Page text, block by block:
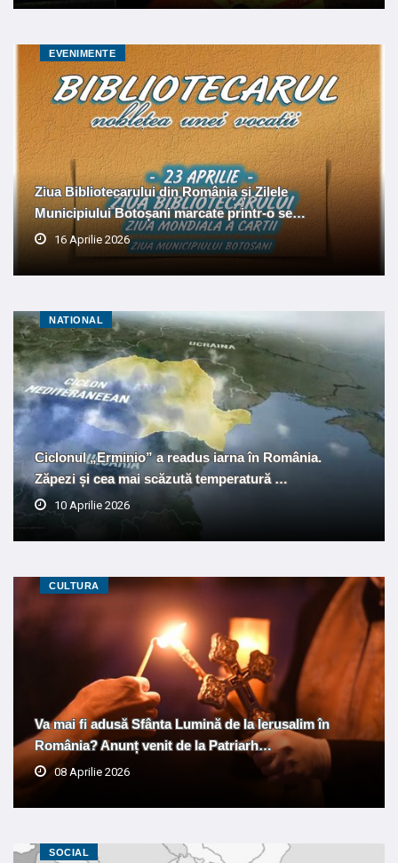
EVENIMENTE
Ziua Bibliotecarului din România și Zilele
Municipiului Botoșani marcate printr-o se…
16 Aprilie 2026
NATIONAL
Ciclonul „Erminio” a readus iarna în România.
Zăpezi și cea mai scăzută temperatură …
10 Aprilie 2026
CULTURA
Va mai fi adusă Sfânta Lumină de la Ierusalim în
România? Anunț venit de la Patriarh…
08 Aprilie 2026
SOCIAL